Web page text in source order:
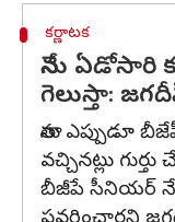
కర్ణాటక
నేను
గెలుస్తా:
తాను ఎప్పుడూ
వచ్చినట్లు గుర్తు
బీజీపే సీనియర్